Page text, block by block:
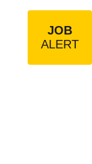
JOB
ALERT